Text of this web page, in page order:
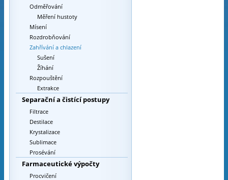
Odměřování
Měření hustoty
Mísení
Rozdrobňování
Zahřívání a chlazení
Sušení
Žíhání
Rozpouštění
Extrakce
Separační a čistící postupy
Filtrace
Destilace
Krystalizace
Sublimace
Prosévání
Farmaceutické výpočty
Procvičení